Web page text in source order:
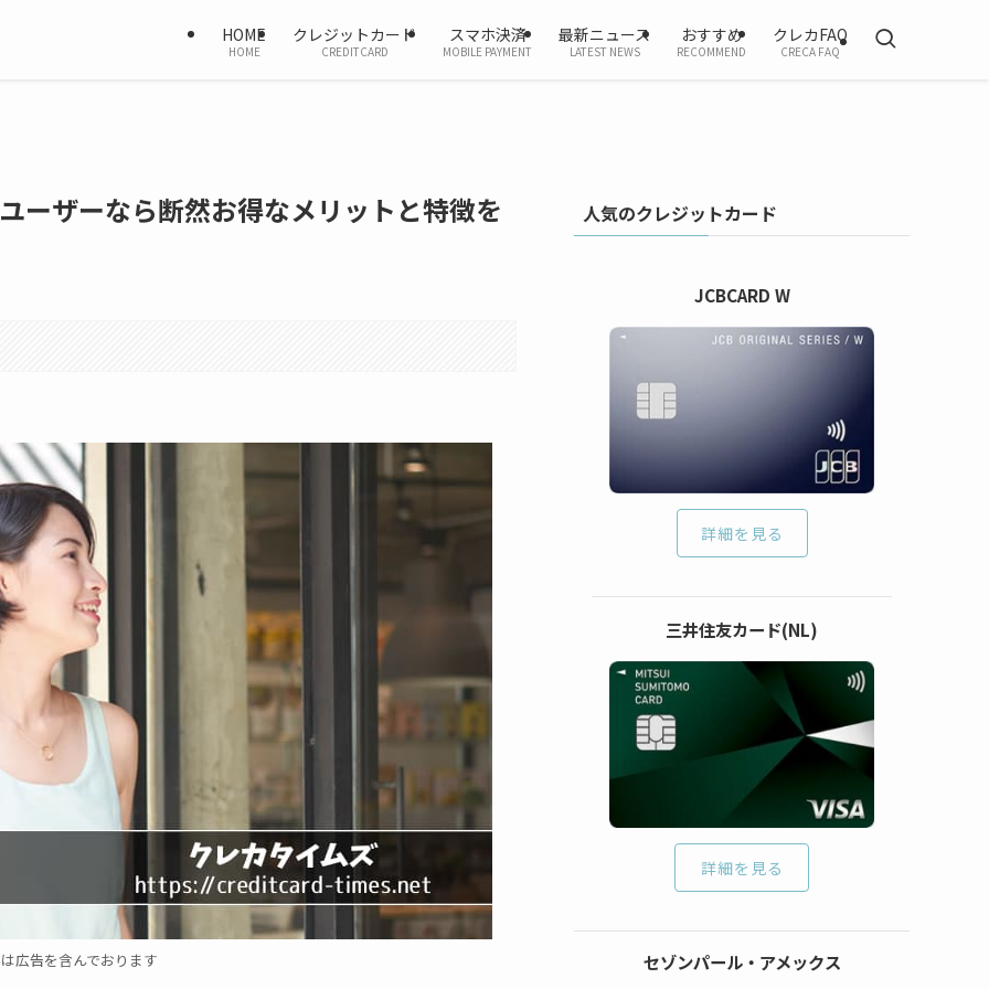
HOME
HOME
クレジットカード
CREDITCARD
スマホ決済
MOBILE PAYMENT
最新ニュース
LATEST NEWS
おすすめ
RECOMMEND
クレカFAQ
CRECA FAQ
ーザーなら断然お得なメリットと特徴を
広告を含んでおります
人気のクレジットカード
JCBCARD W
詳細を見る
三井住友カード(NL)
詳細を見る
セゾンパール・アメックス